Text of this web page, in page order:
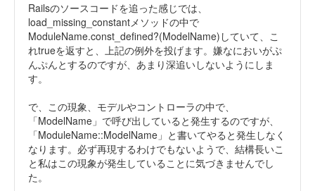
Railsのソースコードを追った感じでは、
load_missing_constantメソッドの中で
ModuleName.const_defined?(ModelName)していて、こ
れtrueを返すと、上記の例外を投げます。嫌なにおいがぷ
んぷんとするのですが、あまり深追いしないようにしま
す。
で、この現象、モデルやコントローラの中で、
「ModelName」で呼び出していると発生するのですが、
「ModuleName::ModelName」と書いてやると発生しなく
なります。必ず再現するわけでもないようで、結構長いこ
と私はこの現象が発生していることに気づきませんでし
た。